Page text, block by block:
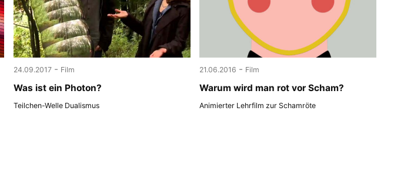
24.09.2017 - Film
Was ist ein Photon?
Teilchen-Welle Dualismus
21.06.2016 - Film
Warum wird man rot vor Scham?
Animierter Lehrfilm zur Schamröte